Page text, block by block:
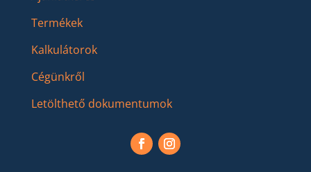
Termékek
Kalkulátorok
Cégünkről
Letölthető dokumentumok